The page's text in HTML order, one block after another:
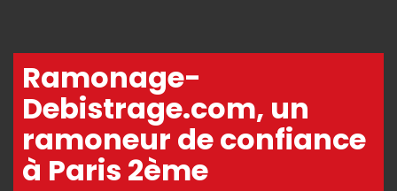
Ramonage-
Debistrage.com, un
ramoneur de confiance
à Paris 2ème